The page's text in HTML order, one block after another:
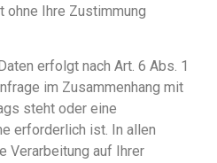
ohne Ihre Zustimmung
erfolgt nach Art. 6 Abs. 1
im Zusammenhang mit
steht oder eine
erforderlich ist. In allen
Verarbeitung auf Ihrer